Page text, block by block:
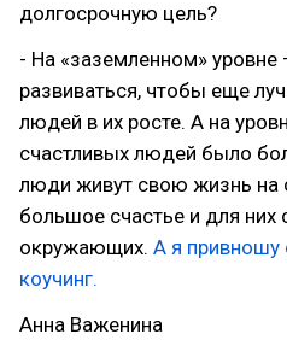
долгосрочную цель?
- На «заземленном» уровне
развиваться, чтобы еще
людей в их росте. А на
счастливых людей было
люди живут свою жизнь на
большое счастье и для них
окружающих. А я привношу
коучинг.
Анна Важенина